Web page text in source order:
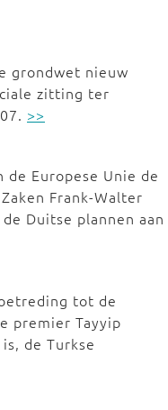
grondwet nieuw
zitting ter
>>
Europese Unie de
Frank-Walter
Duitse plannen aan
tot de
premier Tayyip
de Turkse